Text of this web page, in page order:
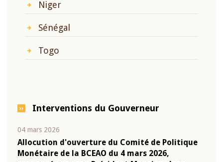
Niger
Sénégal
Togo
Interventions du Gouverneur
04 mars 2026
Allocution d'ouverture du Comité de Politique
Monétaire de la BCEAO du 4 mars 2026,